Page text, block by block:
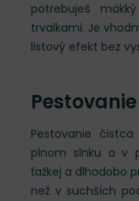
potrebuješ
trvalkami. Je
listový efekt bez
Pestovanie
plnom slnku a v
ťažkej a dlhodobo
než v suchších